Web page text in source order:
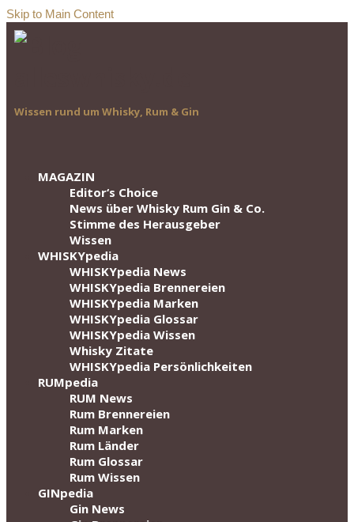
Skip to Main Content
Wissen rund um Whisky, Rum & Gin
MAGAZIN
Editor‘s Choice
News über Whisky Rum Gin & Co.
Stimme des Herausgeber
Wissen
WHISKYpedia
WHISKYpedia News
WHISKYpedia Brennereien
WHISKYpedia Marken
WHISKYpedia Glossar
WHISKYpedia Wissen
Whisky Zitate
WHISKYpedia Persönlichkeiten
RUMpedia
RUM News
Rum Brennereien
Rum Marken
Rum Länder
Rum Glossar
Rum Wissen
GINpedia
Gin News